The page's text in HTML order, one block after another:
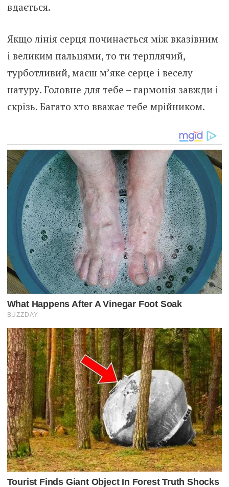
вдається.
Якщо лінія серця починається між вказівним
і великим пальцями, то ти терплячий,
турботливий, маєш м’яке серце і веселу
натуру. Головне для тебе – гармонія завжди і
скрізь. Багато хто вважає тебе мрійником.